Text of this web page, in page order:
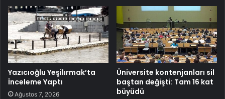
Yazıcıoğlu Yeşilırmak’ta
İnceleme Yaptı
Ağustos 7, 2026
Üniversite kontenjanları sil
baştan değişti: Tam 16 kat
büyüdü